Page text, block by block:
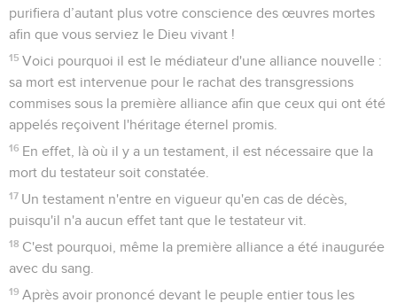
purifiera d’autant plus votre conscience des œuvres mortes
afin que vous serviez le Dieu vivant !
15 Voici pourquoi il est le médiateur d'une alliance nouvelle :
sa mort est intervenue pour le rachat des transgressions
commises sous la première alliance afin que ceux qui ont été
appelés reçoivent l'héritage éternel promis.
16 En effet, là où il y a un testament, il est nécessaire que la
mort du testateur soit constatée.
17 Un testament n'entre en vigueur qu'en cas de décès,
puisqu'il n'a aucun effet tant que le testateur vit.
18 C'est pourquoi, même la première alliance a été inaugurée
avec du sang.
19 Après avoir prononcé devant le peuple entier tous les